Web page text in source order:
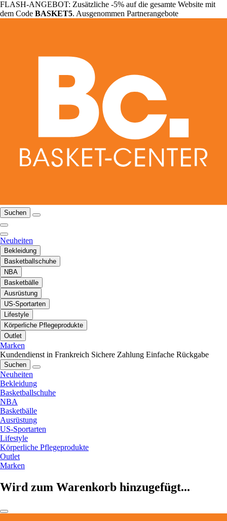
FLASH-ANGEBOT: Zusätzliche -5% auf die gesamte Website mit
dem Code BASKET5. Ausgenommen Partnerangebote
Suchen
Neuheiten
Bekleidung
Basketballschuhe
NBA
Basketbälle
Ausrüstung
US-Sportarten
Lifestyle
Körperliche Pflegeprodukte
Outlet
Marken
Kundendienst in Frankreich Sichere Zahlung Einfache Rückgabe
Suchen
Neuheiten
Bekleidung
Basketballschuhe
NBA
Basketbälle
Ausrüstung
US-Sportarten
Lifestyle
Körperliche Pflegeprodukte
Outlet
Marken
Wird zum Warenkorb hinzugefügt...